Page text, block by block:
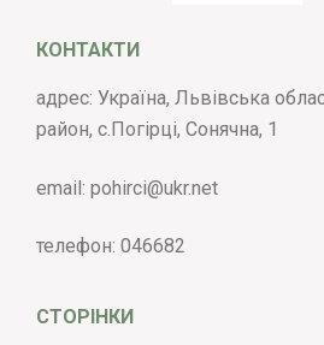
КОНТАКТИ
адрес: Україна, Львівська
район, с.Погірці, Сонячна, 1
email: pohirci@ukr.net
телефон: 046682
СТОРІНКИ